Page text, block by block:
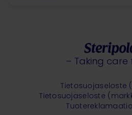
– Taking care
Tietosuojaseloste
Tietosuojaseloste